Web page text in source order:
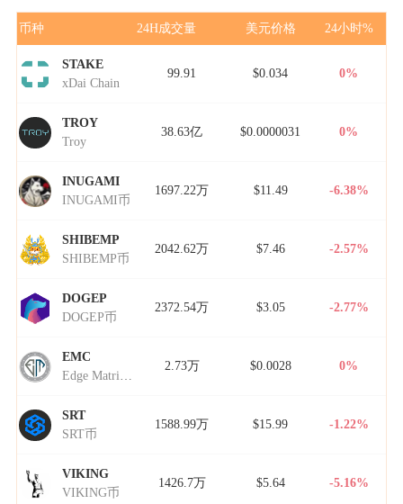
币种 24H成交量 美元价格 24小时%
STAKE
xDai Chain
99.91 $0.034 0%
TROY
Troy
38.63亿 $0.0000031 0%
INUGAMI
INUGAMI币
1697.22万 $11.49 -6.38%
SHIBEMP
SHIBEMP币
2042.62万 $7.46 -2.57%
DOGEP
DOGEP币
2372.54万 $3.05 -2.77%
EMC
Edge Matrix Chain
2.73万 $0.0028 0%
SRT
SRT币
1588.99万 $15.99 -1.22%
VIKING
VIKING币
1426.7万 $5.64 -5.16%